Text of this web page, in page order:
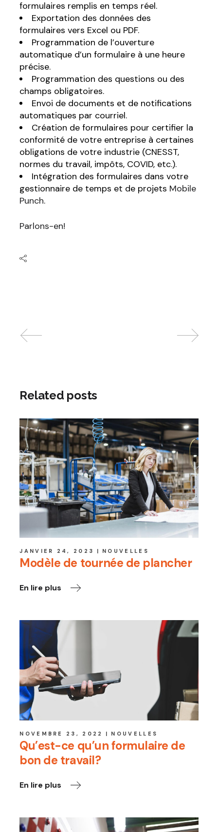
formulaires remplis en temps réel.
Exportation des données des
formulaires vers Excel ou PDF.
Programmation de l’ouverture
automatique d’un formulaire à une heure
précise.
Programmation des questions ou des
champs obligatoires.
Envoi de documents et de notifications
automatiques par courriel.
Création de formulaires pour certifier la
conformité de votre entreprise à certaines
obligations de votre industrie (CNESST,
normes du travail, impôts, COVID, etc.).
Intégration des formulaires dans votre
gestionnaire de temps et de projets Mobile
Punch.
Parlons-en!
Related posts
JANVIER 24, 2023 NOUVELLES
Modèle de tournée de plancher
En lire plus
NOVEMBRE 23, 2022 NOUVELLES
Qu’est-ce qu’un formulaire de
bon de travail?
En lire plus